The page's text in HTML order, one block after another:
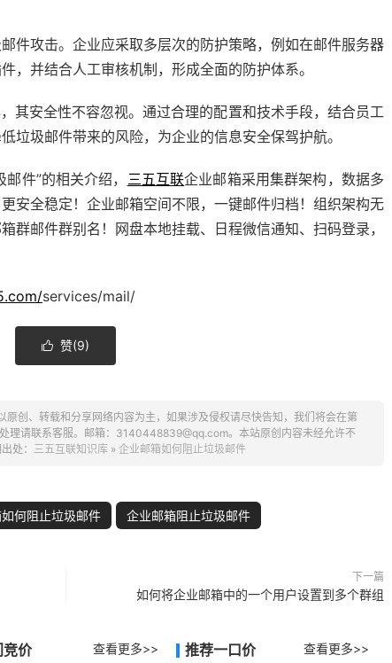
件攻击。企业应采取多层次的防护策略，例如在邮件服务器
，并结合人工审核机制，形成全面的防护体系。
其安全性不容忽视。通过合理的配置和技术手段，结合员工
垃圾邮件带来的风险，为企业的信息安全保驾护航。
件”的相关介绍， 三五互联企业邮箱采用集群架构，数据多
安全稳定！ 企业邮箱空间不限，一键邮件归档！组织架构无
群邮件群别名！网盘本地挂载、日程微信通知、扫码登录，
services/mail/
 赞(9)
创、转载和分享网络内容为主，如果涉及侵权请尽快告知，我们将会在第
理请联系客服。邮箱：3140448839@qq.com。本站原创内容未经允许不
处： 三五互联知识库 » 企业邮箱如何阻止垃圾邮件
何阻止垃圾邮件 企业邮箱阻止垃圾邮件
下一篇
如何将企业邮箱中的一个用户设置到多个群组
竞价 查看更多>> 推荐一口价 查看更多>>